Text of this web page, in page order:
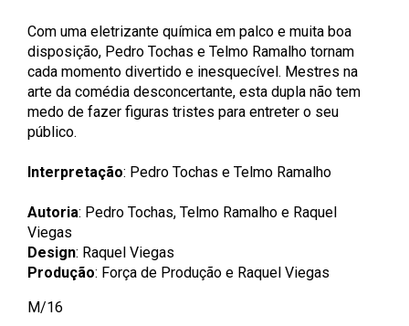
Com uma eletrizante química em palco e muita boa
disposição, Pedro Tochas e Telmo Ramalho tornam
cada momento divertido e inesquecível. Mestres na
arte da comédia desconcertante, esta dupla não tem
medo de fazer figuras tristes para entreter o seu
público.
Interpretação: Pedro Tochas e Telmo Ramalho
Autoria: Pedro Tochas, Telmo Ramalho e Raquel
Viegas
Design: Raquel Viegas
Produção: Força de Produção e Raquel Viegas
M/16